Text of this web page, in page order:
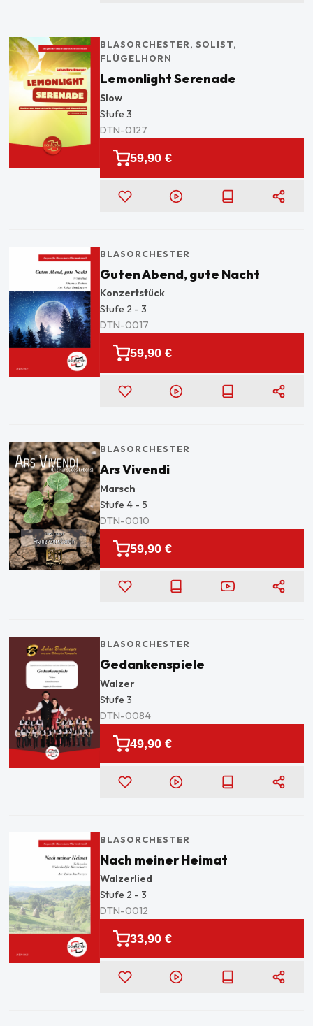
BLASORCHESTER, SOLIST,
FLÜGELHORN
Lemonlight Serenade
Slow
Stufe 3
DTN-0127
59,90 €
BLASORCHESTER
Guten Abend, gute Nacht
Konzertstück
Stufe 2 - 3
DTN-0017
59,90 €
BLASORCHESTER
Ars Vivendi
Marsch
Stufe 4 - 5
DTN-0010
59,90 €
BLASORCHESTER
Gedankenspiele
Walzer
Stufe 3
DTN-0084
49,90 €
BLASORCHESTER
Nach meiner Heimat
Walzerlied
Stufe 2 - 3
DTN-0012
33,90 €